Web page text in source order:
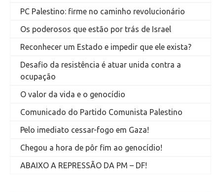
PC Palestino: firme no caminho revolucionário
Os poderosos que estão por trás de Israel
Reconhecer um Estado e impedir que ele exista?
Desafio da resistência é atuar unida contra a
ocupação
O valor da vida e o genocídio
Comunicado do Partido Comunista Palestino
Pelo imediato cessar-fogo em Gaza!
Chegou a hora de pôr fim ao genocídio!
ABAIXO A REPRESSÃO DA PM – DF!